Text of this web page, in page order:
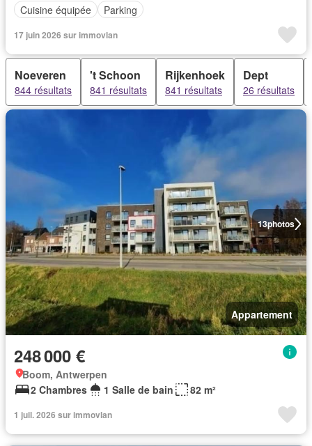
Cuisine équipée
Parking
17 juin 2026 sur immovlan
Noeveren
844 résultats
't Schoon
841 résultats
Rijkenhoek
841 résultats
Dept
26 résultats
13photos
Appartement
248 000 €
Boom, Antwerpen
2 Chambres
1 Salle de bain 82 m²
1 juil. 2026 sur immovlan